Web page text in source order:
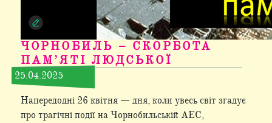
ЧОРНОБИЛЬ – СКОРБОТА
ПАМ’ЯТІ ЛЮДСЬКОЇ
25.04.2025
Напередодні 26 квітня — дня, коли увесь світ згадує
про трагічні події на Чорнобильській АЕС,